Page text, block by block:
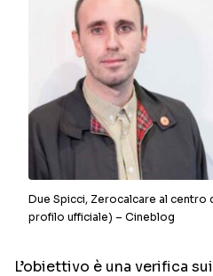
Due Spicci, Zerocalcare al centro
profilo ufficiale) – Cineblog
L’obiettivo è una verifica